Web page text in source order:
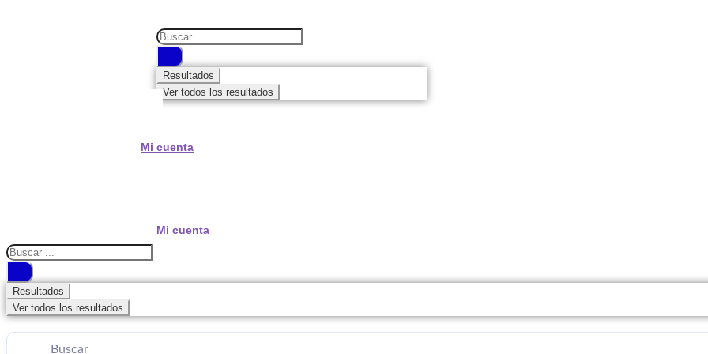
Search
...
Resultados
Ver todos los resultados
Mi cuenta
Mi cuenta
Search
...
Resultados
Ver todos los resultados